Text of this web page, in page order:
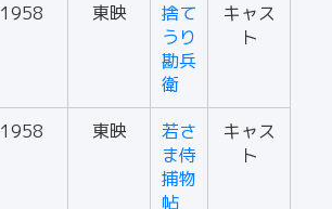
1958 東映
捨て
うり
勘兵
衛
キャス
ト
1958 東映
若さ
ま侍
捕物
帖
キャス
ト